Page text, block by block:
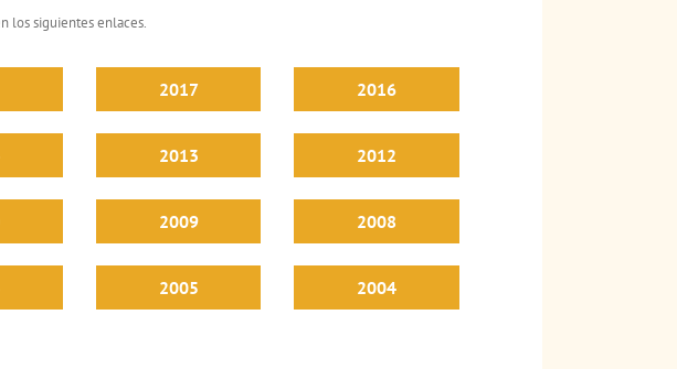
los siguientes enlaces.
2017 2016
2013 2012
2009 2008
2005 2004